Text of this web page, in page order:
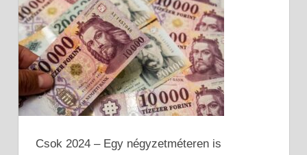
Csok 2024 – Egy négyzetméteren is